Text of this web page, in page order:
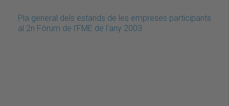
Pla general dels estands de les empreses participants
al 2n Fòrum de l'FME de l'any 2003